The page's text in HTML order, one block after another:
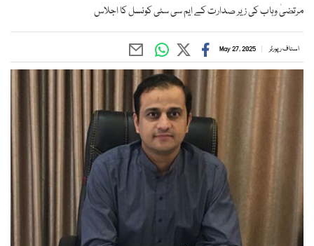
مرتضیٰ وہاب کی زیر صدارت کے ایم سی سٹی کونسل کا اجلاس
اسٹاف رپورٹر May 27, 2025